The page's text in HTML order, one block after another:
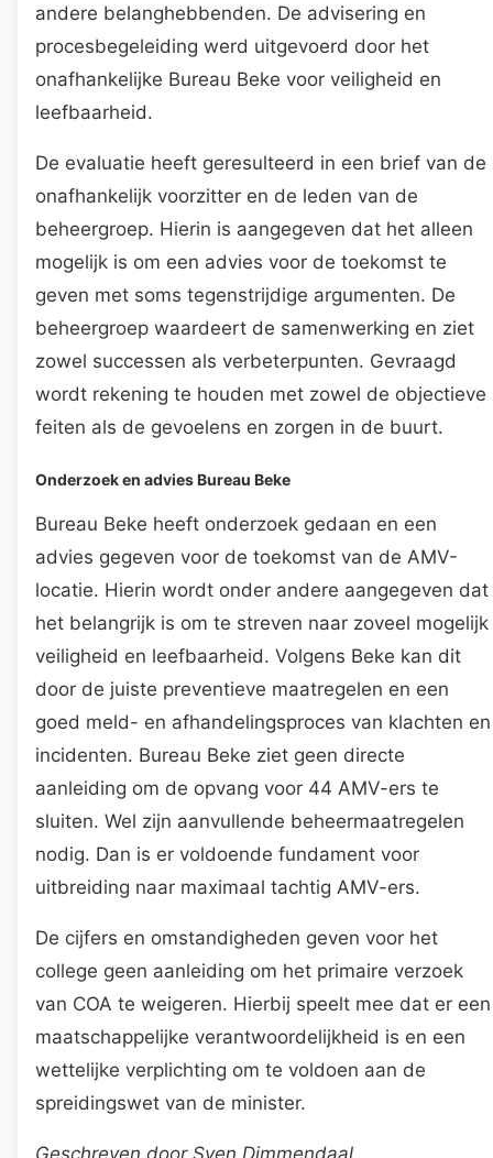
andere belanghebbenden. De advisering en
procesbegeleiding werd uitgevoerd door het
onafhankelijke Bureau Beke voor veiligheid en
leefbaarheid.
De evaluatie heeft geresulteerd in een brief van de
onafhankelijk voorzitter en de leden van de
beheergroep. Hierin is aangegeven dat het alleen
mogelijk is om een advies voor de toekomst te
geven met soms tegenstrijdige argumenten. De
beheergroep waardeert de samenwerking en ziet
zowel successen als verbeterpunten. Gevraagd
wordt rekening te houden met zowel de objectieve
feiten als de gevoelens en zorgen in de buurt.
Onderzoek en advies Bureau Beke
Bureau Beke heeft onderzoek gedaan en een
advies gegeven voor de toekomst van de AMV-
locatie. Hierin wordt onder andere aangegeven dat
het belangrijk is om te streven naar zoveel mogelijk
veiligheid en leefbaarheid. Volgens Beke kan dit
door de juiste preventieve maatregelen en een
goed meld- en afhandelingsproces van klachten en
incidenten. Bureau Beke ziet geen directe
aanleiding om de opvang voor 44 AMV-ers te
sluiten. Wel zijn aanvullende beheermaatregelen
nodig. Dan is er voldoende fundament voor
uitbreiding naar maximaal tachtig AMV-ers.
De cijfers en omstandigheden geven voor het
college geen aanleiding om het primaire verzoek
van COA te weigeren. Hierbij speelt mee dat er een
maatschappelijke verantwoordelijkheid is en een
wettelijke verplichting om te voldoen aan de
spreidingswet van de minister.
Geschreven door Sven Dimmendaal